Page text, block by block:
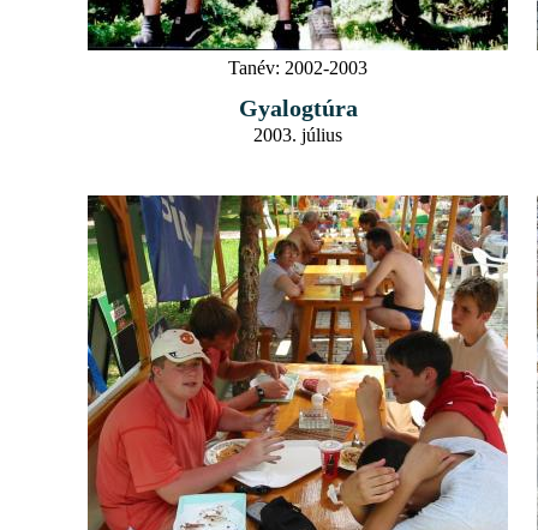
Tanév: 2002-2003
Gyalogtúra
2003. július